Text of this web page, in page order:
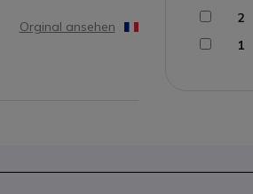
Orginal ansehen
2
1